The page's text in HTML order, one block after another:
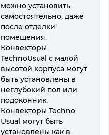
можно установить
самостоятельно, даже
после отделки
помещения.
Конвекторы
TechnoUsual с малой
высотой корпуса могут
быть установлены в
неглубокий пол или
подоконник.
Конвекторы Techno
Usual могут быть
установлены как в